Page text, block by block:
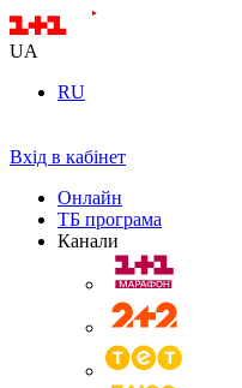
UA
RU
Вхід в кабінет
Онлайн
ТБ програма
Канали